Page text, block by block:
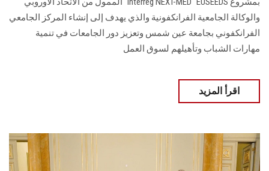
والوكالة الجامعية الفرانكفونية والذي يهدف إلى إنشاء المركز الجامعي
الفرانكفوني بجامعة عين شمس وتعزيز دور الجامعات في تنمية
مهارات الشباب وتأهيلهم لسوق العمل
اقرأ المزيد